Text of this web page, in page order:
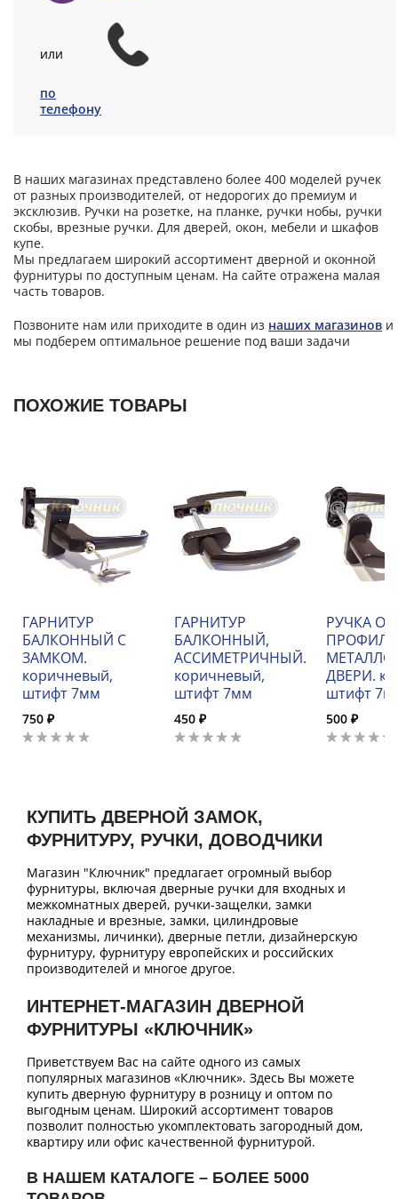
или
по
телефону
В наших магазинах представлено более 400 моделей ручек
от разных производителей, от недорогих до премиум и
эксклюзив. Ручки на розетке, на планке, ручки нобы, ручки
скобы, врезные ручки. Для дверей, окон, мебели и шкафов
купе.
Мы предлагаем широкий ассортимент дверной и оконной
фурнитуры по доступным ценам. На сайте отражена малая
часть товаров.
Позвоните нам или приходите в один из наших магазинов и
мы подберем оптимальное решение под ваши задачи
ПОХОЖИЕ ТОВАРЫ
ГАРНИТУР
БАЛКОННЫЙ С
ЗАМКОМ.
коричневый,
штифт 7мм
750 ₽
ГАРНИТУР
БАЛКОННЫЙ,
АССИМЕТРИЧНЫЙ.
коричневый,
штифт 7мм
450 ₽
РУЧКА
ДВЕРИ.
штифт
500 ₽
КУПИТЬ ДВЕРНОЙ ЗАМОК,
ФУРНИТУРУ, РУЧКИ, ДОВОДЧИКИ
Магазин "Ключник" предлагает огромный выбор
фурнитуры, включая дверные ручки для входных и
межкомнатных дверей, ручки-защелки, замки
накладные и врезные, замки, цилиндровые
механизмы, личинки), дверные петли, дизайнерскую
фурнитуру, фурнитуру европейских и российских
производителей и многое другое.
ИНТЕРНЕТ-МАГАЗИН ДВЕРНОЙ
ФУРНИТУРЫ «КЛЮЧНИК»
Приветствуем Вас на сайте одного из самых
популярных магазинов «Ключник». Здесь Вы можете
купить дверную фурнитуру в розницу и оптом по
выгодным ценам. Широкий ассортимент товаров
позволит полностью укомплектовать загородный дом,
квартиру или офис качественной фурнитурой.
В НАШЕМ КАТАЛОГЕ – БОЛЕЕ 5000